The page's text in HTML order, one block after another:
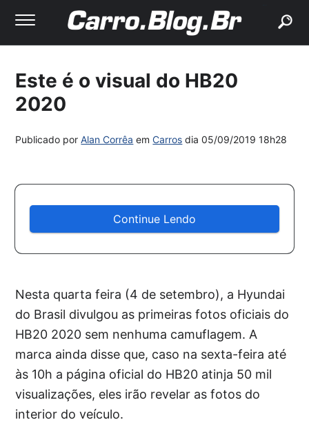
Este é o visual do HB20
2020
Publicado porAlan Corrêa emCarros dia05/09/2019 18h28
Continue Lendo
Nesta quarta feira (4 de setembro), a Hyundai
do Brasil divulgou as primeiras fotos oficiais do
HB20 2020 sem nenhuma camuflagem. A
marca ainda disse que, caso na sexta-feira até
às 10h a página oficial do HB20 atinja 50 mil
visualizações, eles irão revelar as fotos do
interior do veículo.